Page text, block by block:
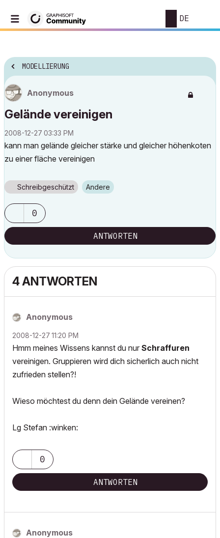
DE
MODELLIERUNG
Anonymous
Gelände vereinigen
‎2008-12-27 03:33 PM
kann man gelände gleicher stärke und gleicher höhenkoten
zu einer fläche vereinigen
Schreibgeschützt Andere
0
ANTWORTEN
4 ANTWORTEN
Anonymous
‎2008-12-27 11:20 PM
Hmm meines Wissens kannst du nur Schraffuren
vereinigen. Gruppieren wird dich sicherlich auch nicht
zufrieden stellen?!
Wieso möchtest du denn dein Gelände vereinen?
Lg Stefan :winken:
0
ANTWORTEN
Anonymous